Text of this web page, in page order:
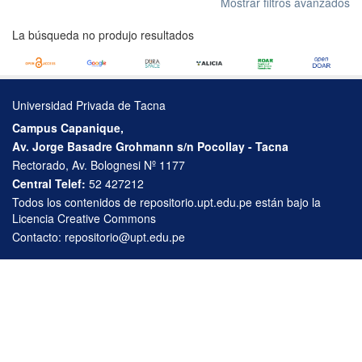
La búsqueda no produjo resultados
Universidad Privada de Tacna
Campus Capanique,
Av. Jorge Basadre Grohmann s/n Pocollay - Tacna
Rectorado, Av. Bolognesi Nº 1177
Central Telef: 52 427212
Todos los contenidos de repositorio.upt.edu.pe están bajo la
Licencia Creative Commons
Contacto: repositorio@upt.edu.pe